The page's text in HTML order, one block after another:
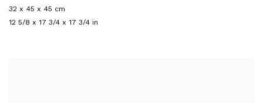
32 x 45 x 45 cm
12 5/8 x 17 3/4 x 17 3/4 in